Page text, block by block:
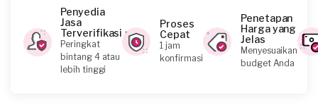
Jakarta Barat, Jakarta
Request Fulfilled
Penyedia
Jasa
Terverifikasi
Peringkat
bintang 4 atau
lebih tinggi
Proses
Cepat
1 jam
konfirmasi
Penetapan
Harga yang
Jelas
Menyesuaikan
budget Anda